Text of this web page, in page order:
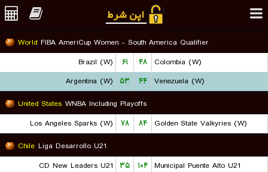
World FIBA AmeriCup Women - South America Qualifier
Brazil (W)
۶۱ ۴۸
Colombia (W)
Argentina (W)
۵۳ ۴۴
Venezuela (W)
United States WNBA Including Playoffs
Los Angeles Sparks (W)
۷۸ ۸۴
Golden State Valkyries (W)
Chile Liga Desarrollo U21
CD New Leaders U21
۳۵ ۱۰۴ Municipal Puente Alto U21